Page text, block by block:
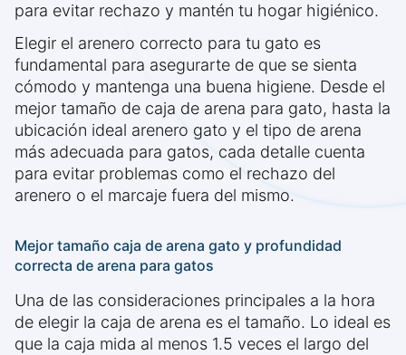
para evitar rechazo y mantén tu hogar higiénico.
Elegir el arenero correcto para tu gato es
fundamental para asegurarte de que se sienta
cómodo y mantenga una buena higiene. Desde el
mejor tamaño de caja de arena para gato, hasta la
ubicación ideal arenero gato y el tipo de arena
más adecuada para gatos, cada detalle cuenta
para evitar problemas como el rechazo del
arenero o el marcaje fuera del mismo.
Mejor tamaño caja de arena gato y profundidad
correcta de arena para gatos
Una de las consideraciones principales a la hora
de elegir la caja de arena es el tamaño. Lo ideal es
que la caja mida al menos 1.5 veces el largo del